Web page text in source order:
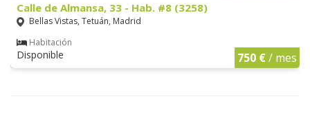
Calle de Almansa, 33 - Hab. #8 (3258)
Bellas Vistas, Tetuán, Madrid
Habitación
Disponible 750 €/ mes